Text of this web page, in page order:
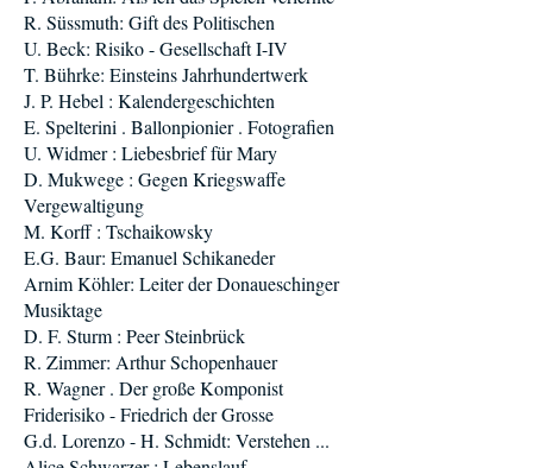
R. Süssmuth: Gift des Politischen
U. Beck: Risiko - Gesellschaft I-IV
T. Bührke: Einsteins Jahrhundertwerk
J. P. Hebel : Kalendergeschichten
E. Spelterini . Ballonpionier . Fotografien
U. Widmer : Liebesbrief für Mary
D. Mukwege : Gegen Kriegswaffe
Vergewaltigung
M. Korff : Tschaikowsky
E.G. Baur: Emanuel Schikaneder
Arnim Köhler: Leiter der Donaueschinger
Musiktage
D. F. Sturm : Peer Steinbrück
R. Zimmer: Arthur Schopenhauer
R. Wagner . Der große Komponist
Friderisiko - Friedrich der Grosse
G.d. Lorenzo - H. Schmidt: Verstehen ...